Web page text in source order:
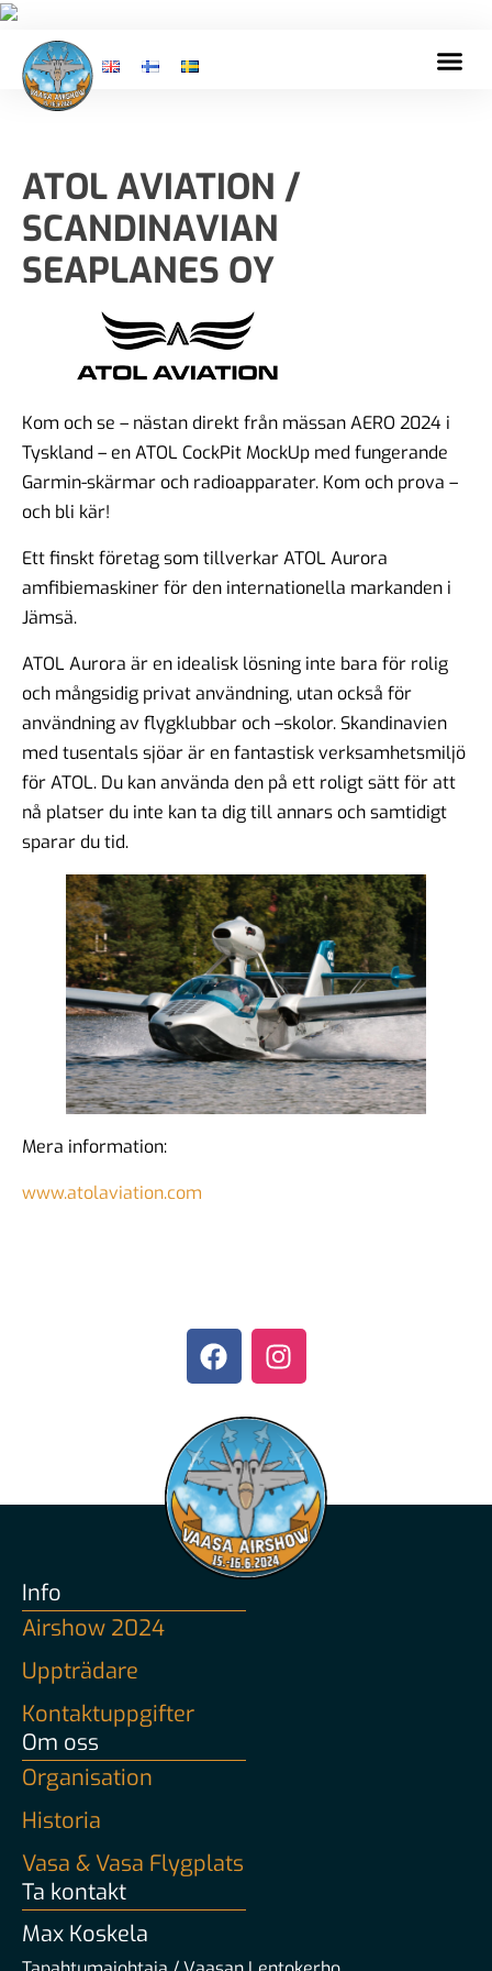
ATOL AVIATION /
SCANDINAVIAN
SEAPLANES OY
Kom och se – nästan direkt från mässan AERO 2024 i
Tyskland – en ATOL CockPit MockUp med fungerande
Garmin-skärmar och radioapparater. Kom och prova –
och bli kär!
Ett finskt företag som tillverkar ATOL Aurora
amfibiemaskiner för den internationella markanden i
Jämsä.
ATOL Aurora är en idealisk lösning inte bara för rolig
och mångsidig privat användning, utan också för
användning av flygklubbar och –skolor. Skandinavien
med tusentals sjöar är en fantastisk verksamhetsmiljö
för ATOL. Du kan använda den på ett roligt sätt för att
nå platser du inte kan ta dig till annars och samtidigt
sparar du tid.
Mera information:
www.atolaviation.com
Info
Airshow 2024
Uppträdare
Kontaktuppgifter
Om oss
Organisation
Historia
Vasa & Vasa Flygplats
Ta kontakt
Max Koskela